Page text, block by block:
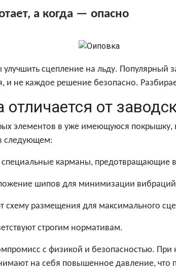
а когда — опасно
сцепление на льду. Популярный
не каждое решение безопасно.
от
элементов в уже имеющуюся покрышку,
следующем:
карманы, предотвращающие
шипов для минимизации
размещения для максимального
строгим нормативам.
с физикой и безопасностью.
на себя повышенное давление,